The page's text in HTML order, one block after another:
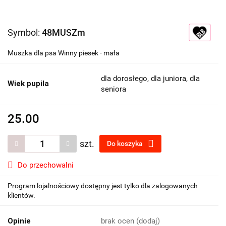
Symbol: 48MUSZm
Muszka dla psa Winny piesek - mała
Wiek pupila
dla dorosłego, dla juniora, dla
seniora
25.00
szt. Do koszyka
Do przechowalni
Program lojalnościowy dostępny jest tylko dla zalogowanych
klientów.
Opinie brak ocen (dodaj)